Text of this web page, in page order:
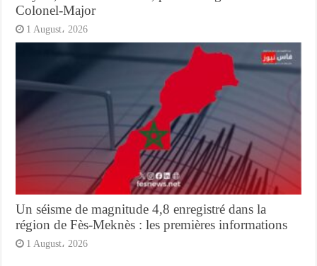
Colonel-Major
1 August، 2026
Un séisme de magnitude 4,8 enregistré dans la
région de Fès-Meknès : les premières informations
1 August، 2026